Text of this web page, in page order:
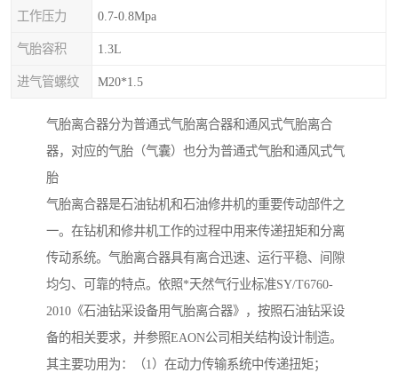
工作压力 0.7-0.8Mpa
气胎容积 1.3L
进气管螺纹 M20*1.5
气胎离合器分为普通式气胎离合器和通风式气胎离合
器，对应的气胎（气囊）也分为普通式气胎和通风式气
胎
气胎离合器是石油钻机和石油修井机的重要传动部件之
一。在钻机和修井机工作的过程中用来传递扭矩和分离
传动系统。气胎离合器具有离合迅速、运行平稳、间隙
均匀、可靠的特点。依照*天然气行业标准SY/T6760-
2010《石油钻采设备用气胎离合器》，按照石油钻采设
备的相关要求，并参照EAON公司相关结构设计制造。
其主要功用为：（1）在动力传输系统中传递扭矩；